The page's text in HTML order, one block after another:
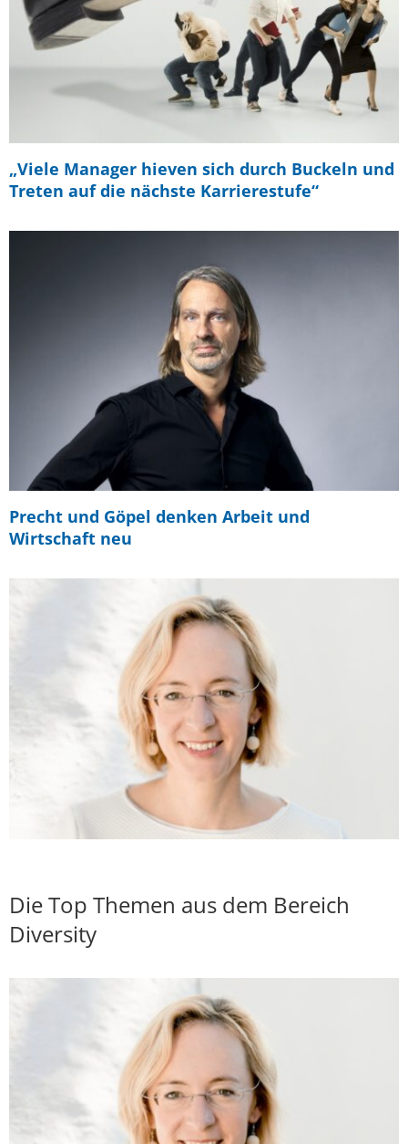
„Viele Manager hieven sich durch Buckeln und
Treten auf die nächste Karrierestufe“
Precht und Göpel denken Arbeit und
Wirtschaft neu
Die Top Themen aus dem Bereich
Diversity